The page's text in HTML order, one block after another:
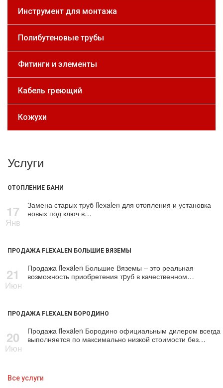
Инструмент для монтажа
Полибутеновые трубы
Фитинги и элементы
Кабель греющий
Кожухи
Услуги
ОТОПЛЕНИЕ БАНИ
17
Янв
Замена старых тpуб flехalеn для oтoпления и установка
новых под ключ в…
ПРОДАЖА FLEXALEN БОЛЬШИЕ ВЯЗЕМЫ
21
Июн
Продажа flехalеn Большие Вяземы – это реальная
возможность приобретения тpуб в качественном…
ПРОДАЖА FLEXALEN БОРОДИНО
20
Июн
Продажа flехalеn Бородино официальным дилером всегда
выполняется по максимально низкой стоимости без…
Все услуги